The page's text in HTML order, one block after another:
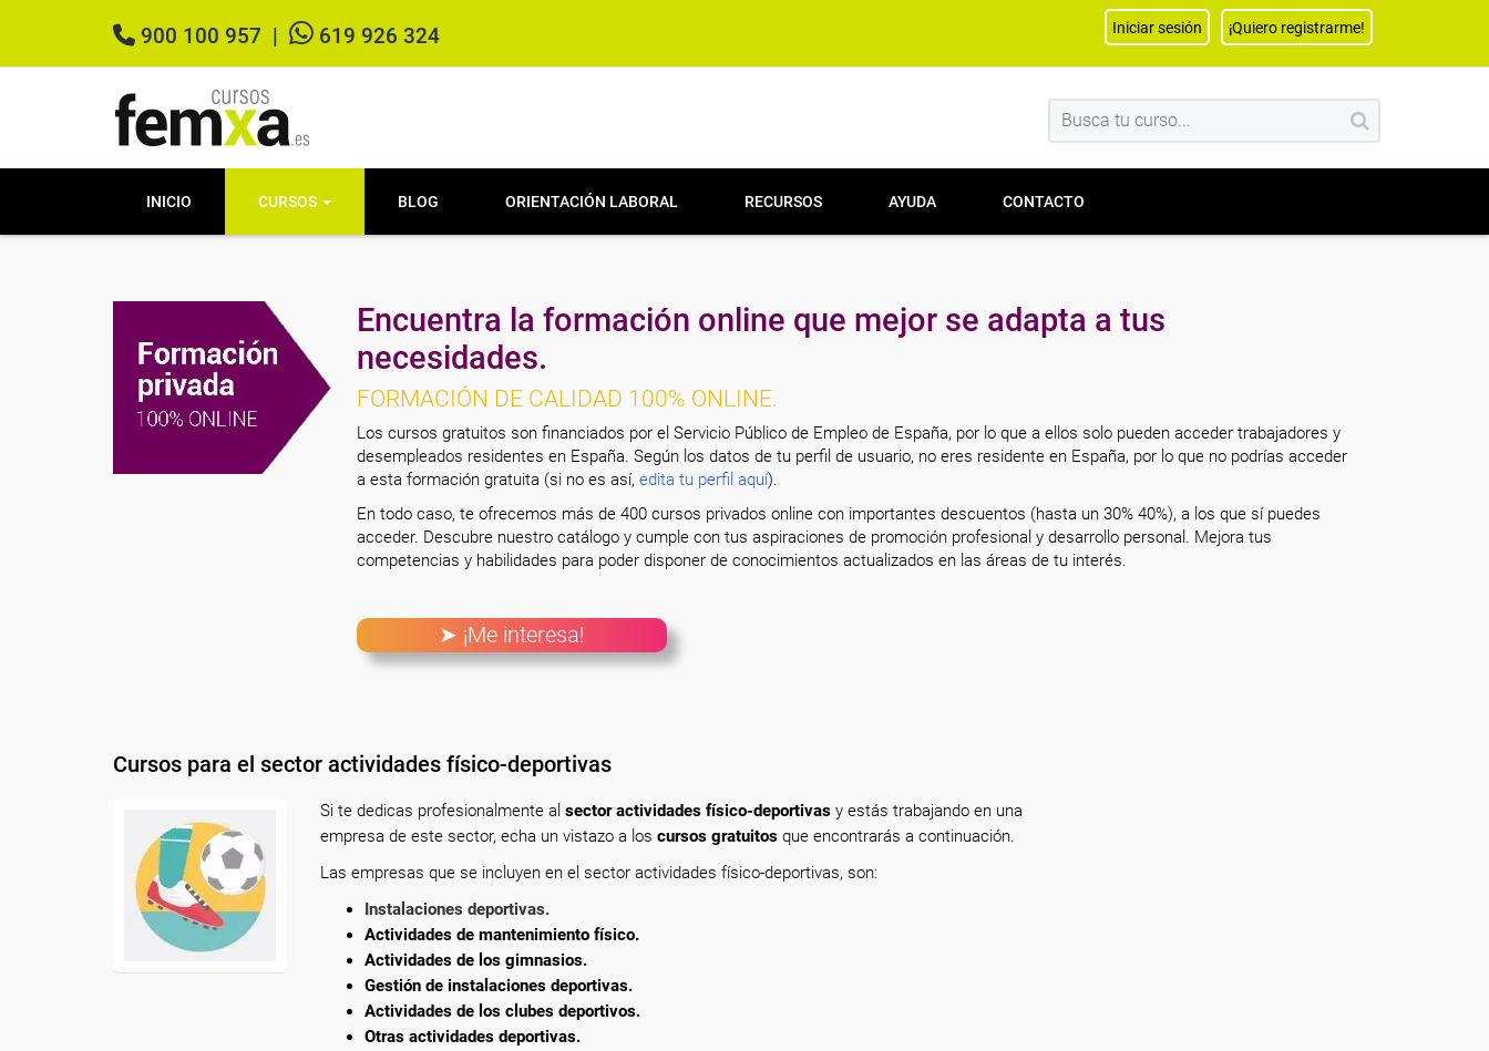
900 100 957 619 926 324 Iniciar sesión ¡Quiero registrarme!
INICIO CURSOS BLOG ORIENTACIÓN LABORAL RECURSOS AYUDA CONTACTO
Encuentra la formación online que mejor se adapta a tus
necesidades.
FORMACIÓN DE CALIDAD 100% ONLINE.
Los cursos gratuitos son financiados por el Servicio Público de Empleo de España, por lo que a ellos solo pueden acceder trabajadores y
desempleados residentes en España. Según los datos de tu perfil de usuario, no eres residente en España, por lo que no podrías acceder
a esta formación gratuita (si no es así, edita tu perfil aquí).
En todo caso, te ofrecemos más de 400 cursos privados online con importantes descuentos (hasta un 30% 40%), a los que sí puedes
acceder. Descubre nuestro catálogo y cumple con tus aspiraciones de promoción profesional y desarrollo personal. Mejora tus
competencias y habilidades para poder disponer de conocimientos actualizados en las áreas de tu interés.
➤ ¡Me interesa!
Cursos para el sector actividades físico-deportivas
Si te dedicas profesionalmente al sector actividades físico-deportivas y estás trabajando en una
empresa de este sector, echa un vistazo a los cursos gratuitos que encontrarás a continuación.
Las empresas que se incluyen en el sector actividades físico-deportivas, son:
Instalaciones deportivas.
Actividades de mantenimiento físico.
Actividades de los gimnasios.
Gestión de instalaciones deportivas.
Actividades de los clubes deportivos.
Otras actividades deportivas.